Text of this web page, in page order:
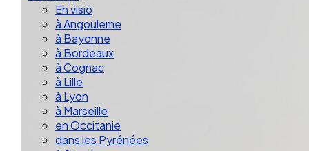
En visio
à Angouleme
à Bayonne
à Bordeaux
à Cognac
à Lille
à Lyon
à Marseille
en Occitanie
dans les Pyrénées